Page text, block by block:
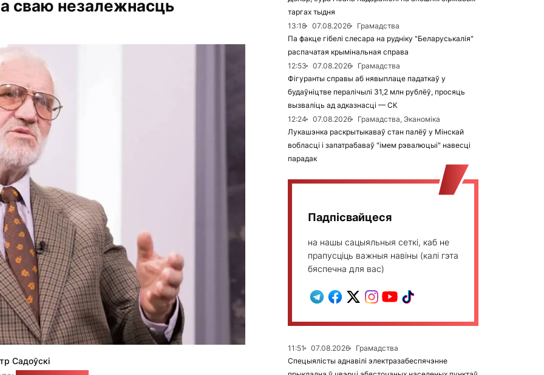
сваю незалежнасць
Садоўскі
таргах тыдня
13:18
07.08.2026
Грамадства
Па факце гібелі слесара на рудніку "Беларуськалія"
распачатая крымінальная справа
12:53
07.08.2026
Грамадства
Фігуранты справы аб нявыплаце падаткаў у
будаўніцтве пералічылі 31,2 млн рублёў, просяць
вызваліць ад адказнасці — СК
12:24
07.08.2026
Грамадства, Эканоміка
Лукашэнка раскрытыкаваў стан палёў у Мінскай
вобласці і запатрабаваў "імем рэвалюцыі" навесці
парадак
Падпісвайцеся
на нашы сацыяльныя сеткі, каб не
прапусціць важныя навіны (калі гэта
бяспечна для вас)
11:51 07.08.2026
Грамадства
Спецыялісты аднавілі электразабеспячэнне